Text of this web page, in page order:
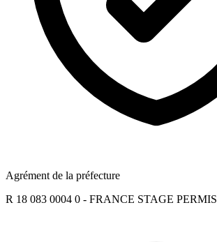
Agrément de la préfecture
R 18 083 0004 0 - FRANCE STAGE PERMIS